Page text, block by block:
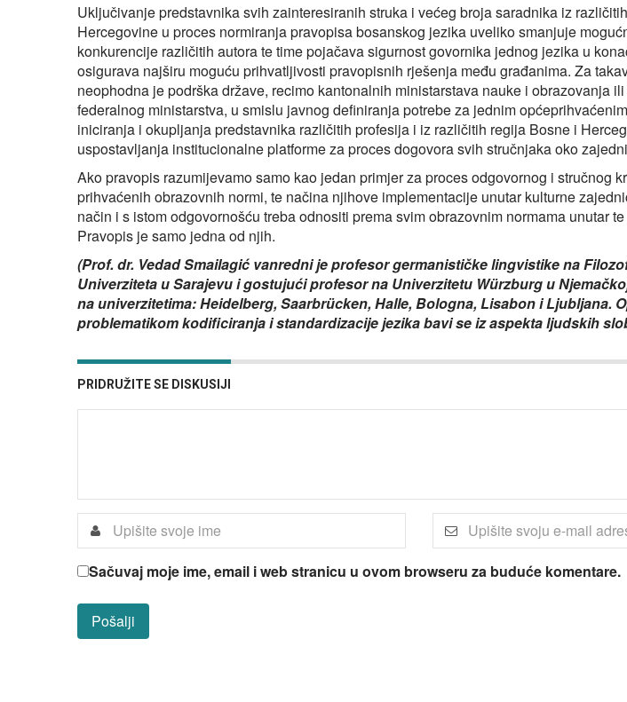
Uključivanje predstavnika svih zainteresiranih struka i većeg broja saradnika iz
Hercegovine u proces normiranja pravopisa bosanskog jezika uveliko smanjuje
konkurencije različitih autora te time pojačava sigurnost govornika jednog jezika u
osigurava najširu moguću prihvatljivosti pravopisnih rješenja među građanima. Za
neophodna je podrška države, recimo kantonalnih ministarstava nauke i obrazovanja
federalnog ministarstva, u smislu javnog definiranja potrebe za jednim
iniciranja i okupljanja predstavnika različitih profesija i iz različitih regija Bosne i
uspostavljanja institucionalne platforme za proces dogovora svih stručnjaka oko
Ako pravopis razumijevamo samo kao jedan primjer za proces odgovornog i stručnog
prihvaćenih obrazovnih normi, te načina njihove implementacije unutar kulturne
način i s istom odgovornošću treba odnositi prema svim obrazovnim normama unutar
Pravopis je samo jedna od njih.
(Prof. dr. Vedad Smailagić vanredni je profesor germanističke lingvistike na
Univerziteta u Sarajevu i gostujući profesor na Univerzitetu Würzburg u
na univerzitetima: Heidelberg, Saarbrücken, Halle, Bologna, Lisabon i Ljubljana.
problematikom kodificiranja i standardizacije jezika bavi se iz aspekta ljudskih
PRIDRUŽITE SE DISKUSIJI
Sačuvaj moje ime, email i web stranicu u ovom browseru za buduće komentare.